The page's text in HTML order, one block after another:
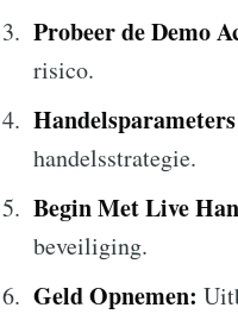
Probeer de Demo
risico.
handelsstrategie.
Begin Met Live
beveiliging.
Geld Opnemen: